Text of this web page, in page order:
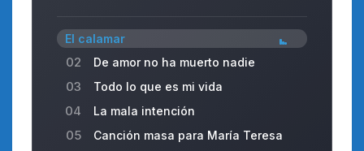
El calamar
02 De amor no ha muerto nadie
03 Todo lo que es mi vida
04 La mala intención
05 Canción masa para María Teresa